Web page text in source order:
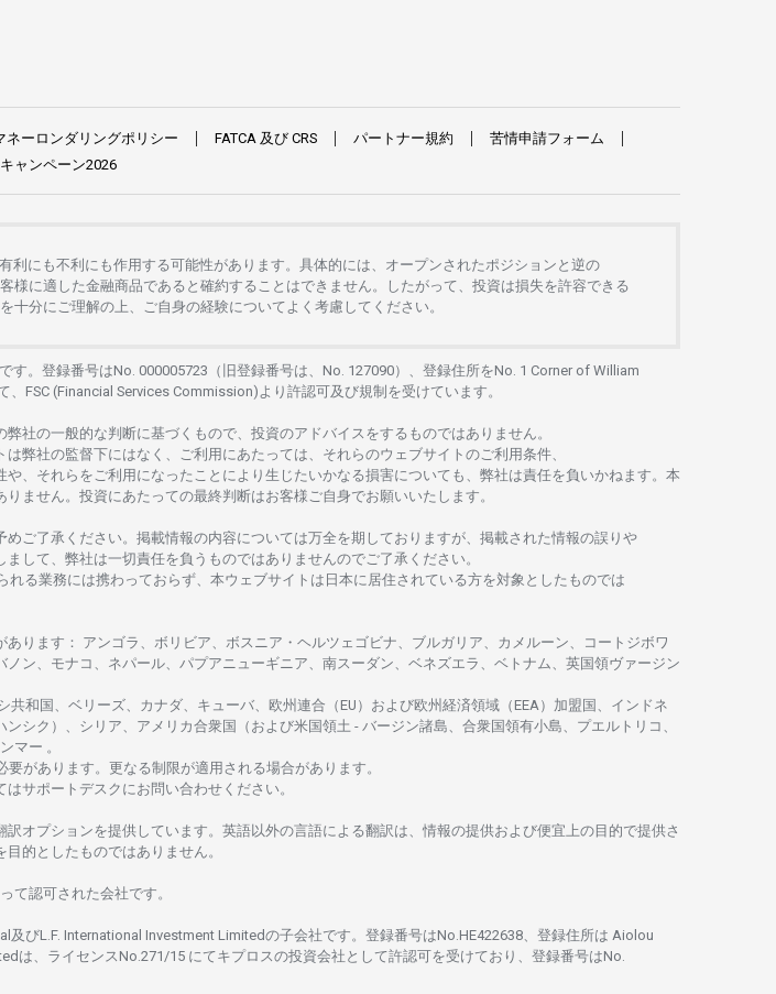
ネーロンダリングポリシー FATCA 及び CRS パートナー規約 苦情申請フォーム
キャンペーン2026
有利にも不利にも作用する可能性があります。 具体的には、 オープンさ れた ポジションと 逆の
客様に適した金融商品であると 確約することはできません。したがって、 投資は損失を許容できる
十分に ご理解の 上、 ご自身の経験について よく 考慮してください。
す。 登録番号はNo. 000005723（旧登録番号は、No. 127090）、 登録住所をNo. 1 Corner of William
、FSC (Financial Services Commission)より許認可及び規制を受けています。
弊社の一般的な判断に基づくもので、 投資のアドバイスをするものではありません。
は弊社の監督下にはな く、 ご利用に あたっては、 それらのウェブサイトの ご利用条件、
や、それらをご利用になったことにより 生じたいかなる損害についても、 弊社は責任を負いかね ます。 本
りません。 投資に あたっての最終判断はお客様ご自身でお願いいたします。
めご了承ください。 掲載情報の内容については万全を期しておりますが、 掲載さ れた情報の誤りや
まして、 弊社は一切責任を負うものではありませんのでご了承ください。
れる業務には携わっておらず、 本ウェブサイトは 日本に 居住さ れている方を対象としたものでは
あります ： アンゴラ、ボリビア、 ボスニア ・ ヘルツェゴビナ、ブルガリア、カメルーン、コートジボワ
ノン、モナコ、ネパール、パプアニューギニア、 南スーダン、ベネズエラ、ベトナム、 英国領ヴァージン
共和国、ベリーズ、カナダ、キューバ、 欧州連合 （EU） および欧州経済領域 （EEA）加盟国、インドネ
ンシク）、シリア、 アメリカ合衆国 （および米国領土 - バージン諸島、合衆国領有小島、プエルトリコ、
マー 。
要があります。 更なる制限が適用さ れる場合があります。
はサポートデスクに お問い合わせくださ い。
訳オプションを提供しています。 英語以外の言語に よる翻訳は、 情報の提供および便宜上の目的で提供さ
目的としたものではありません。
て認可さ れた会社です。
及びL.F. International Investment Limitedの子会社です。 登録番号はNo.HE422638、 登録住所は Aiolou
は、 ライセンスNo.271/15 にてキプロスの投資会社として許認可を受けており、 登録番号はNo.